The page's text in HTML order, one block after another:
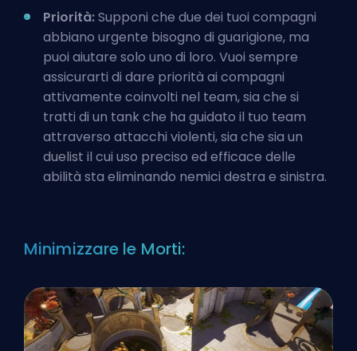
Priorità:Supponi che due dei tuoi compagni
abbiano urgente bisogno di guarigione, ma
puoi aiutare solo uno di loro. Vuoi sempre
assicurarti di dare priorità ai compagni
attivamente coinvolti nel team, sia che si
tratti di un tank che ha guidato il tuo team
attraverso attacchi violenti, sia che sia un
duelist il cui uso preciso ed efficace delle
abilità sta eliminando nemici destra e sinistra.
Minimizzare le Morti: